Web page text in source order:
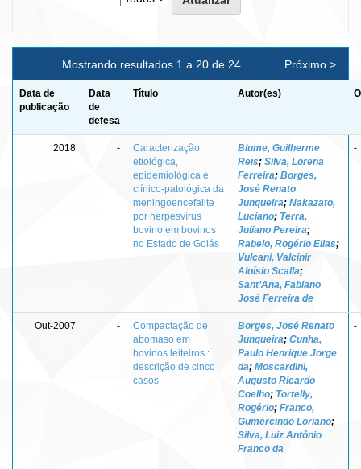
Mostrando resultados 1 a 20 de 24 Próximo >
Data de
publicação
Data
de
defesa
Título Autor(es)
2018 -
Caracterização
etiológica,
epidemiológica e
clínico-patológica da
meningoencefalite
por herpesvírus
bovino em bovinos
no Estado de Goiás
Blume, Guilherme
Reis; Silva, Lorena
Ferreira; Borges,
José Renato
Junqueira; Nakazato,
Luciano; Terra,
Juliano Pereira;
Rabelo, Rogério Elias;
Vulcani, Valcinir
Aloísio Scalla;
Sant’Ana, Fabiano
José Ferreira de
-
Out-2007 -
Compactação de
abomaso em
bovinos leiteiros :
descrição de cinco
casos
Borges, José Renato
Junqueira; Cunha,
Paulo Henrique Jorge
da; Moscardini,
Augusto Ricardo
Coelho; Tortelly,
Rogério; Franco,
Gumercindo Loriano;
Silva, Luiz Antônio
Franco da
-